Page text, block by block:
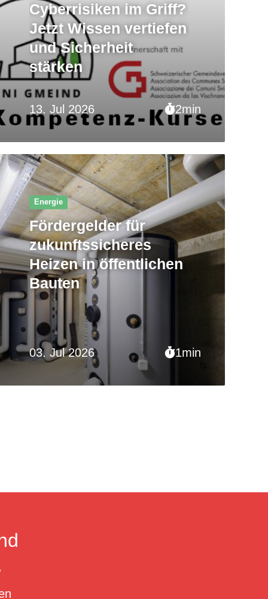
13. Jul 2026 2min
Cyberrisiken im Griff?
Jetzt Wissen vertiefen
und Sicherheit
stärken
03. Jul 2026 1min
Energie
Fördergelder für
zukunftssicheres
Heizen in öffentlichen
Bauten